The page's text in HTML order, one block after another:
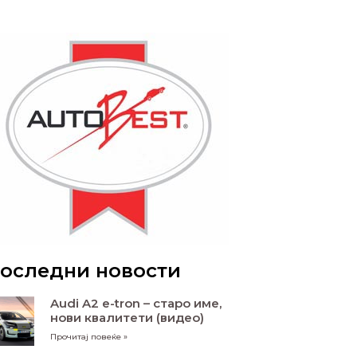
новости
Audi A2 e-tron – старо име,
нови квалитети (видео)
Прочитај повеќе »